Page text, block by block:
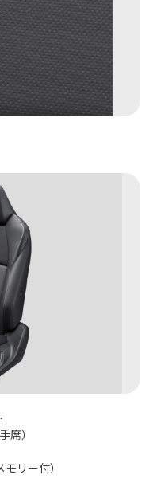
席）
リー付）